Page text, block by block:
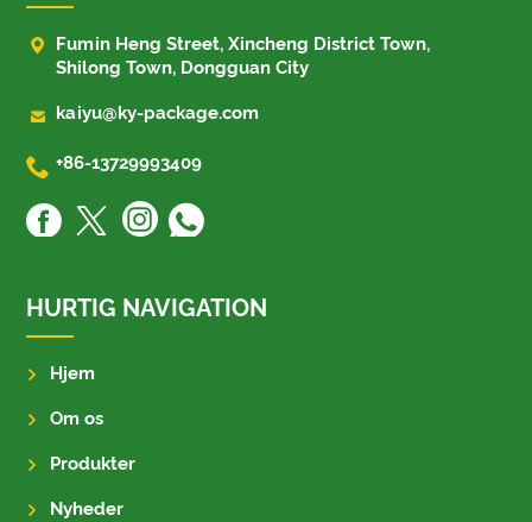

Fumin Heng Street, Xincheng District Town,
Shilong Town, Dongguan City
 kaiyu@ky-package.com
 +86-13729993409
HURTIG NAVIGATION
Hjem
Om os
Produkter
Nyheder